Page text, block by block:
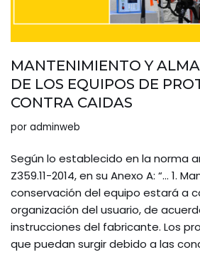
MANTENIMIENTO Y
DE LOS EQUIPOS DE
CONTRA CAIDAS
por adminweb
Según lo establecido en la norma
Z359.11-2014, en su Anexo A: “… 1.
conservación del equipo estará a
organización del usuario, de
instrucciones del fabricante. Los
que puedan surgir debido a las